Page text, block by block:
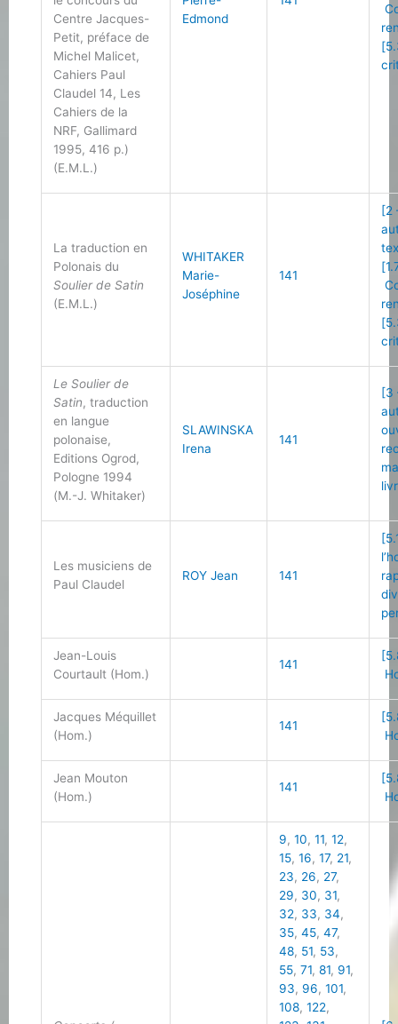
Centre Jacques-
Petit, préface de
Michel Malicet,
Cahiers Paul
Claudel 14, Les
Cahiers de la
NRF, Gallimard
1995, 416 p.)
(E.M.L.)
Edmond
La traduction en
Polonais du
Soulier de Satin
(E.M.L.)
WHITAKER
Marie-
Joséphine
141
[2
Le Soulier de
Satin, traduction
en langue
polonaise,
Editions Ogrod,
Pologne 1994
(M.-J. Whitaker)
SLAWINSKA
Irena
141
[3
Les musiciens de
Paul Claudel
ROY Jean 141
Jean-Louis
Courtault (Hom.)
141
Jacques Méquillet
(Hom.)
141
Jean Mouton
(Hom.)
141
9,10,11,12,
15,16,17, 21,
23, 26, 27,
29, 30, 31,
32, 33, 34,
35,45,47,
48, 51, 53,
55,71,81, 91,
93, 96,101,
108,122,